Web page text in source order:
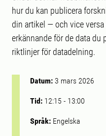
hur du kan publicera
din artikel — och vice
erkännande för de data du
riktlinjer för datadelning.
Datum: 3 mars 2026
Tid: 12:15 - 13:00
Språk: Engelska